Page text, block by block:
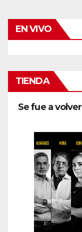
EN VIVO
TIENDA
Se fue a volver